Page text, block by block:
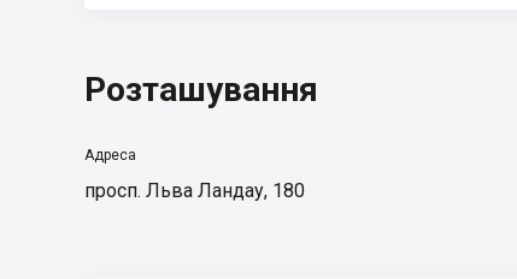
Розташування
Адреса
просп. Льва Ландау, 180